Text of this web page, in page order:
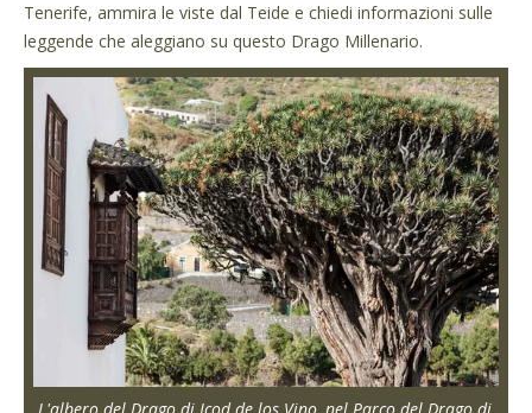
Tenerife, ammira le viste dal Teide e chiedi informazioni sulle
leggende che aleggiano su questo Drago Millenario.